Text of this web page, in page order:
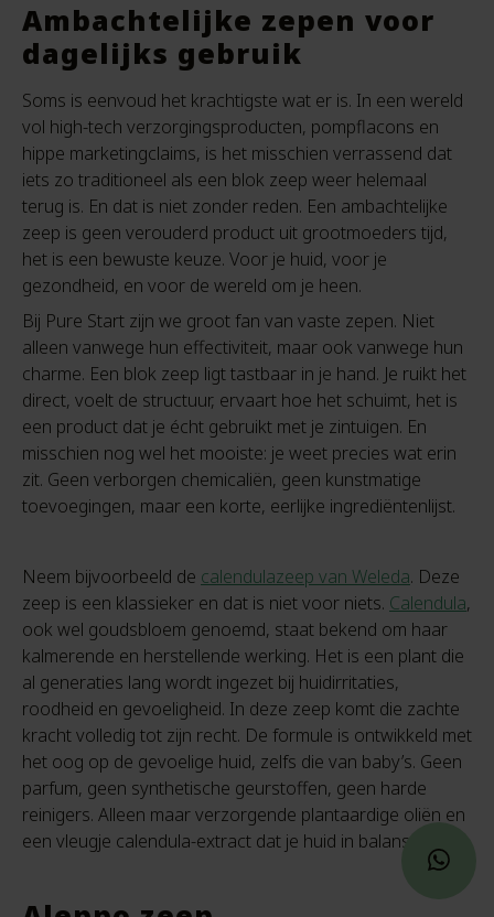
Ambachtelijke zepen voor
dagelijks gebruik
Soms is eenvoud het krachtigste wat er is. In een wereld
vol high-tech verzorgingsproducten, pompflacons en
hippe marketingclaims, is het misschien verrassend dat
iets zo traditioneel als een blok zeep weer helemaal
terug is. En dat is niet zonder reden. Een ambachtelijke
zeep is geen verouderd product uit grootmoeders tijd,
het is een bewuste keuze. Voor je huid, voor je
gezondheid, en voor de wereld om je heen.
Bij Pure Start zijn we groot fan van vaste zepen. Niet
alleen vanwege hun effectiviteit, maar ook vanwege hun
charme. Een blok zeep ligt tastbaar in je hand. Je ruikt het
direct, voelt de structuur, ervaart hoe het schuimt, het is
een product dat je écht gebruikt met je zintuigen. En
misschien nog wel het mooiste: je weet precies wat erin
zit. Geen verborgen chemicaliën, geen kunstmatige
toevoegingen, maar een korte, eerlijke ingrediëntenlijst.
Neem bijvoorbeeld de calendulazeep van Weleda. Deze
zeep is een klassieker en dat is niet voor niets. Calendula,
ook wel goudsbloem genoemd, staat bekend om haar
kalmerende en herstellende werking. Het is een plant die
al generaties lang wordt ingezet bij huidirritaties,
roodheid en gevoeligheid. In deze zeep komt die zachte
kracht volledig tot zijn recht. De formule is ontwikkeld met
het oog op de gevoelige huid, zelfs die van baby’s. Geen
parfum, geen synthetische geurstoffen, geen harde
reinigers. Alleen maar verzorgende plantaardige oliën en
een vleugje calendula-extract dat je huid in balans brengt.